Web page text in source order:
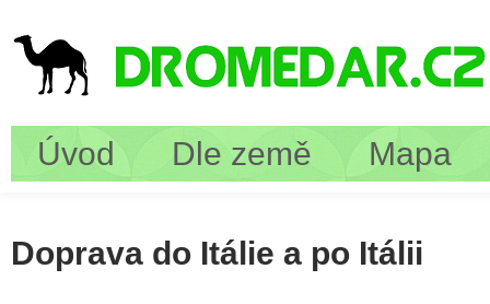
Úvod Dle země Mapa
Doprava do Itálie a po Itálii